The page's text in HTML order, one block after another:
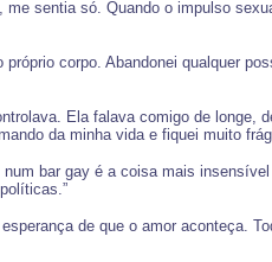
sentia só. Quando o impulso
corpo. Abandonei qualquer
Ela falava comigo de longe,
da minha vida e fiquei muito
bar gay é a coisa mais
de que o amor aconteça.